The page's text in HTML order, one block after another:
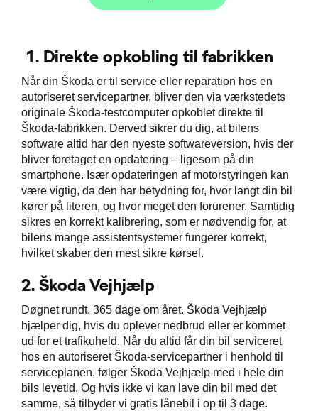
1. Direkte opkobling til fabrikken
Når din Škoda er til service eller reparation hos en
autoriseret servicepartner, bliver den via værkstedets
originale Škoda-testcomputer opkoblet direkte til
Škoda-fabrikken. Derved sikrer du dig, at bilens
software altid har den nyeste softwareversion, hvis der
bliver foretaget en opdatering – ligesom på din
smartphone. Især opdateringen af motorstyringen kan
være vigtig, da den har betydning for, hvor langt din bil
kører på literen, og hvor meget den forurener. Samtidig
sikres en korrekt kalibrering, som er nødvendig for, at
bilens mange assistentsystemer fungerer korrekt,
hvilket skaber den mest sikre kørsel.
2. Škoda Vejhjælp
Døgnet rundt. 365 dage om året. Škoda Vejhjælp
hjælper dig, hvis du oplever nedbrud eller er kommet
ud for et trafikuheld. Når du altid får din bil serviceret
hos en autoriseret Škoda-servicepartner i henhold til
serviceplanen, følger Škoda Vejhjælp med i hele din
bils levetid. Og hvis ikke vi kan lave din bil med det
samme, så tilbyder vi gratis lånebil i op til 3 dage.